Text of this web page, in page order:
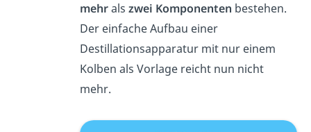
mehralszwei Komponenten bestehen.
Der einfache Aufbau einer
Destillationsapparatur mit nur einem
Kolben als Vorlage reicht nun nicht
mehr.